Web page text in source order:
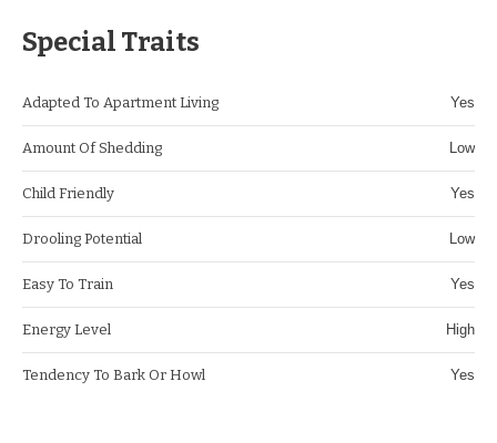
Special Traits
Adapted To Apartment Living Yes
Amount Of Shedding Low
Child Friendly Yes
Drooling Potential Low
Easy To Train Yes
Energy Level High
Tendency To Bark Or Howl Yes